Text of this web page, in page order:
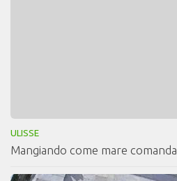
ULISSE
Mangiando come mare comanda